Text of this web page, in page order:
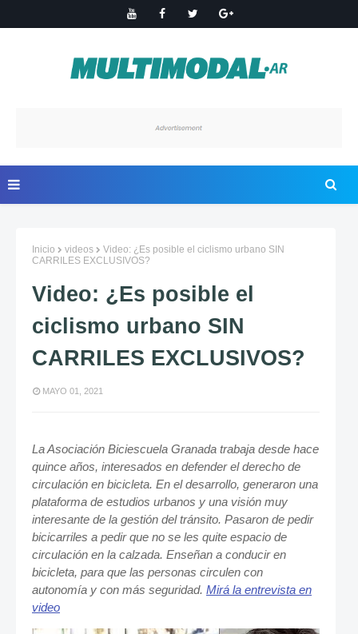
Inicio videos
Video: ¿Es posible el ciclismo urbano SIN
CARRILES EXCLUSIVOS?
Video: ¿Es posible el
ciclismo urbano SIN
CARRILES EXCLUSIVOS?
MAYO 01, 2021
La Asociación Biciescuela Granada trabaja desde hace
quince años, interesados en defender el derecho de
circulación en bicicleta. En el desarrollo, generaron una
plataforma de estudios urbanos y una visión muy
interesante de la gestión del tránsito. Pasaron de pedir
bicicarriles a pedir que no se les quite espacio de
circulación en la calzada. Enseñan a conducir en
bicicleta, para que las personas circulen con
autonomía y con más seguridad. Mirá la entrevista en
video